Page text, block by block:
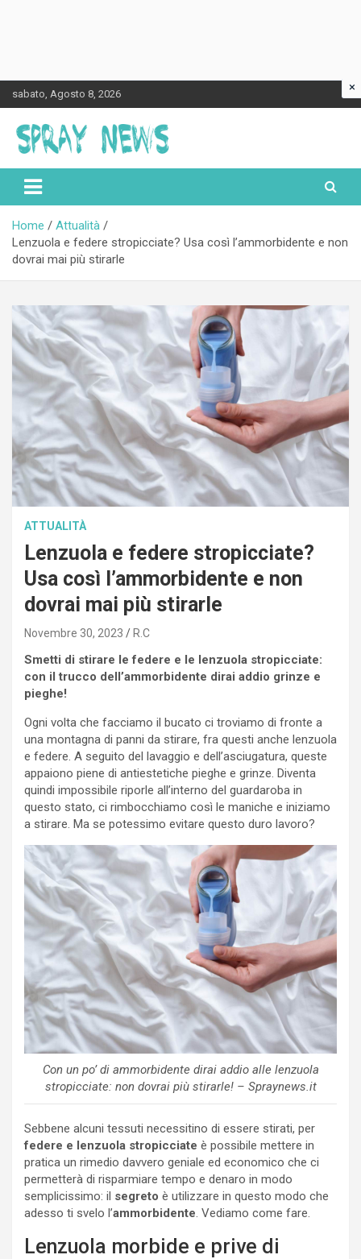
to
content
sabato, Agosto 8, 2026
Spraynews.it
Home
Attualità
Lenzuola e federe stropicciate? Usa così l’ammorbidente e non
dovrai mai più stirarle
ATTUALITÀ
Lenzuola e federe stropicciate?
Usa così l’ammorbidente e non
dovrai mai più stirarle
Novembre 30, 2023 R.C
Smetti di stirare le federe e le lenzuola stropicciate:
con il trucco dell’ammorbidente dirai addio grinze e
pieghe!
Ogni volta che facciamo il bucato ci troviamo di fronte a
una montagna di panni da stirare, fra questi anche lenzuola
e federe. A seguito del lavaggio e dell’asciugatura, queste
appaiono piene di antiestetiche pieghe e grinze. Diventa
quindi impossibile riporle all’interno del guardaroba in
questo stato, ci rimbocchiamo così le maniche e iniziamo
a stirare. Ma se potessimo evitare questo duro lavoro?
Con un po’ di ammorbidente dirai addio alle lenzuola
stropicciate: non dovrai più stirarle! – Spraynews.it
Sebbene alcuni tessuti necessitino di essere stirati, per
federe e lenzuola stropicciate è possibile mettere in
pratica un rimedio davvero geniale ed economico che ci
permetterà di risparmiare tempo e denaro in modo
semplicissimo: il segreto è utilizzare in questo modo che
adesso ti svelo l’ammorbidente. Vediamo come fare.
Lenzuola morbide e prive di
×